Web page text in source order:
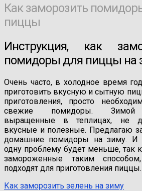
Как заморозить
пиццы
Инструкция, как
помидоры для пиццы на
Очень часто, в холодное время
приготовить вкусную и сытную
приготовления, просто
свежие помидоры.
выращенные в теплицах, не
вкусные и полезные. Предлагаю
домашние помидоры на зиму. И
одну проблему будет меньше, так
замороженные таким
подходят для приготовления пиццы.
Как заморозить зелень на зиму